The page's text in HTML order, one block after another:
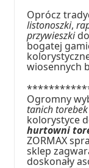
Oprócz
listonoszki,
przywieszki
bogatej
wiosennych
Ogromny
tanich torebek
kolorystyce
hurtowni
ZORMAX
sklep
doskonały